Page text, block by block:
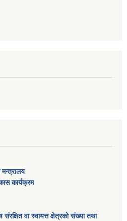
मन्त्रालय
कार्यक्रम
स‌ंरक्षित वा स्वायत्त क्षेत्रकाे स‌ंख्या तथा